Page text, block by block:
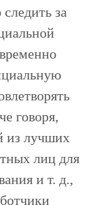
за
говоря,
из лучших
лиц для
и т. д.,